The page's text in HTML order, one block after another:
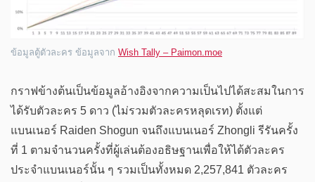
ข้อมูลตู้ตัวละคร ข้อมูลจาก Wish Tally – Paimon.moe
กราฟข้างต้นเป็นข้อมูลอ้างอิงจากความเป็นไปได้สะสมในการ
ได้รับตัวละคร 5 ดาว (ไม่รวมตัวละครหลุดเรท)​ ตั้งแต่
แบนเนอร์ Raiden Shogun จนถึงแบนเนอร์ Zhongli รีรันครั้ง
ที่ 1 ตามจำนวนครั้งที่ผู้เล่นต้องอธิษฐานเพื่อให้ได้ตัวละคร
ประจำแบนเนอร์นั้น ๆ รวมเป็นทั้งหมด 2,257,841 ตัวละคร